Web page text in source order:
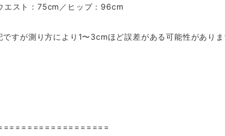
エスト：75cm／ヒップ：96cm
すが測り方により1〜3cmほど誤差がある可能性があり